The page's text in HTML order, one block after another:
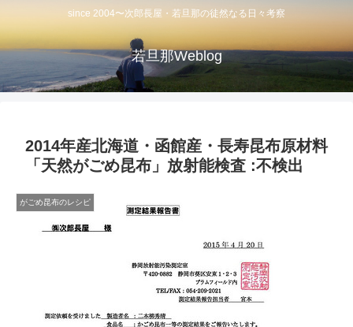
since 2004〜次郎長屋・若旦那の徒然なる日々考察
若旦那Weblog
2014年産北海道・函館産・長寿昆布原材料
「天然がごめ昆布」放射能検査 :不検出
がごめ昆布のレシピ